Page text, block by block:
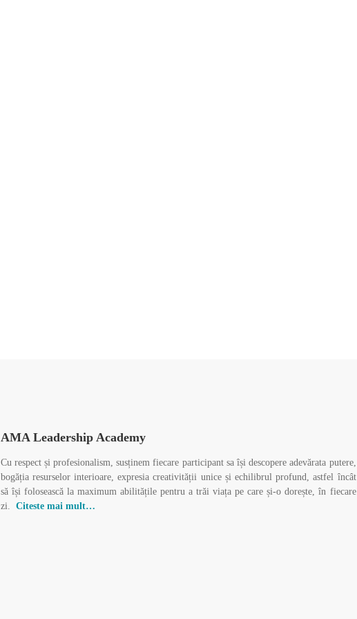
AMA Leadership Academy
Cu respect și profesionalism, susținem fiecare participant sa își descopere adevărata putere,
bogăția resurselor interioare, expresia creativității unice și echilibrul profund, astfel încât
să își folosească la maximum abilitățile pentru a trăi viața pe care și-o dorește, în fiecare
zi. Citeste mai mult…